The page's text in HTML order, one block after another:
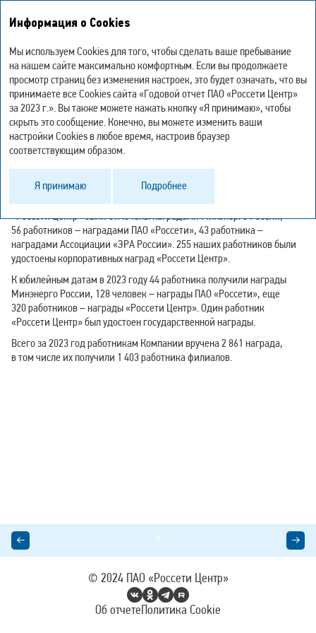
Наградная кампания
Мы награждаем сотрудников за высокие показатели
производственной деятельности, а также за выполнение особо
значимых для Компании работ.
В 2023 году корпоративные награды ПАО «Россети» получили
45 работников ко Дню Компании.
В связи с празднованием Дня энергетика 32 работника
«Россети Центр» были отмечены наградами Минэнерго России,
56 работников – наградами ПАО «Россети», 43 работника –
наградами Ассоциации «ЭРА России». 255 наших работников были
удостоены корпоративных наград «Россети Центр».
К юбилейным датам в 2023 году 44 работника получили награды
Минэнерго России, 128 человек – награды ПАО «Россети», еще
320 работников – награды «Россети Центр». Один работник
«Россети Центр» был удостоен государственной награды.
Всего за 2023 год работникам Компании вручена 2 861 награда,
в том числе их получили 1 403 работника филиалов.
© 2024 ПАО «Россети Центр»
Об отчетеПолитика Cookie
Информация о Cookies
Мы используем Cookies для того, чтобы сделать ваше пребывание
на нашем сайте максимально комфортным. Если вы продолжаете
просмотр страниц без изменения настроек, это будет означать, что вы
принимаете все Cookies сайта «Годовой отчет ПАО «Россети Центр»
за 2023 г.». Вы также можете нажать кнопку «Я принимаю», чтобы
скрыть это сообщение. Конечно, вы можете изменить ваши
настройки Cookies в любое время, настроив браузер
соответствующим образом.
Я принимаю Подробнее